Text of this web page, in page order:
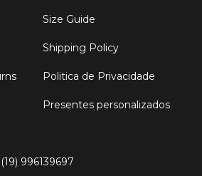
Size Guide
Shipping Policy
Politica de Privacidade
Presentes personalizados
996139697